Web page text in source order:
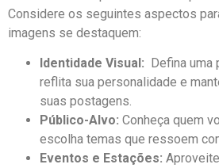
Considere os seguintes aspectos
imagens se destaquem:
Identidade Visual:
Defina
reflita sua personalidade e
suas postagens.
Público-Alvo: Conheça quem
escolha temas que⁣ ressoem
Eventos e Estações: